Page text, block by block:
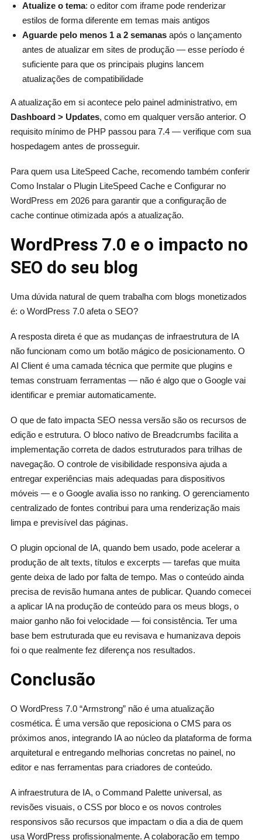
Atualize o tema: o editor com iframe pode renderizar
estilos de forma diferente em temas mais antigos
Aguarde pelo menos 1 a 2 semanasapós o lançamento
antes de atualizar em sites de produção — esse período é
suficiente para que os principais plugins lancem
atualizações de compatibilidade
A atualização em si acontece pelo painel administrativo, em
Dashboard > Updates, como em qualquer versão anterior. O
requisito mínimo de PHP passou para 7.4 — verifique com sua
hospedagem antes de prosseguir.
Para quem usa LiteSpeed Cache, recomendo também conferir
Como Instalar o Plugin LiteSpeed Cache e Configurar no
WordPress em 2026 para garantir que a configuração de
cache continue otimizada após a atualização.
WordPress 7.0 e o impacto no
SEO do seu blog
Uma dúvida natural de quem trabalha com blogs monetizados
é: o WordPress 7.0 afeta o SEO?
A resposta direta é que as mudanças de infraestrutura de IA
não funcionam como um botão mágico de posicionamento. O
AI Client é uma camada técnica que permite que plugins e
temas construam ferramentas — não é algo que o Google vai
identificar e premiar automaticamente.
O que de fato impacta SEO nessa versão são os recursos de
edição e estrutura. O bloco nativo de Breadcrumbs facilita a
implementação correta de dados estruturados para trilhas de
navegação. O controle de visibilidade responsiva ajuda a
entregar experiências mais adequadas para dispositivos
móveis — e o Google avalia isso no ranking. O gerenciamento
centralizado de fontes contribui para uma renderização mais
limpa e previsível das páginas.
O plugin opcional de IA, quando bem usado, pode acelerar a
produção de alt texts, títulos e excerpts — tarefas que muita
gente deixa de lado por falta de tempo. Mas o conteúdo ainda
precisa de revisão humana antes de publicar. Quando comecei
a aplicar IA na produção de conteúdo para os meus blogs, o
maior ganho não foi velocidade — foi consistência. Ter uma
base bem estruturada que eu revisava e humanizava depois
foi o que realmente fez diferença nos resultados.
Conclusão
O WordPress 7.0 “Armstrong” não é uma atualização
cosmética. É uma versão que reposiciona o CMS para os
próximos anos, integrando IA ao núcleo da plataforma de forma
arquitetural e entregando melhorias concretas no painel, no
editor e nas ferramentas para criadores de conteúdo.
A infraestrutura de IA, o Command Palette universal, as
revisões visuais, o CSS por bloco e os novos controles
responsivos são recursos que impactam o dia a dia de quem
usa WordPress profissionalmente. A colaboração em tempo